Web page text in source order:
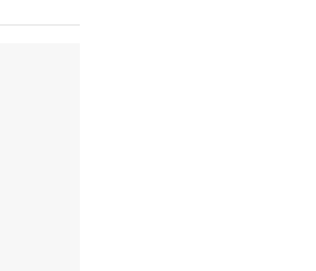
Tráiler 'Do Not Enter' (2026)